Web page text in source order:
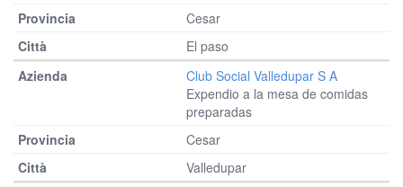
Cesar
El paso
Club Social Valledupar S A
Expendio a la mesa de comidas
preparadas
Cesar
Valledupar